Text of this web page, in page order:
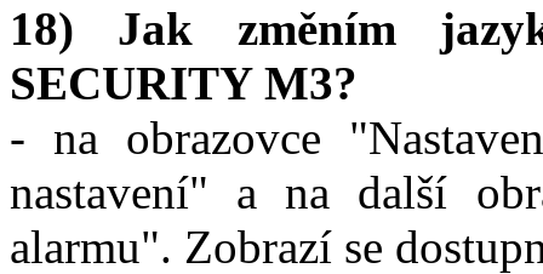
18) Jak změním
SECURITY M3?
- na obrazovce
nastavení" a na další
alarmu". Zobrazí se